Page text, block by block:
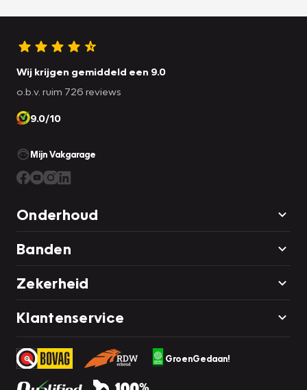
Wij krijgen gemiddeld een 9.0
o.b.v. ruim 726 reviews
9.0/10
Mijn Vakgarage
Onderhoud
Banden
Zekerheid
Klantenservice
GroenGedaan!